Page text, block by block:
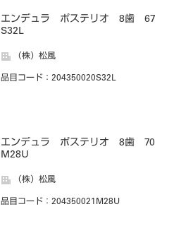
エンデュラ ポステリオ 8歯 67
S32L
（株）松風
品目コード ：204350020S32L
エンデュラ ポステリオ 8歯 70
M28U
（株）松風
品目コード ：204350021M28U